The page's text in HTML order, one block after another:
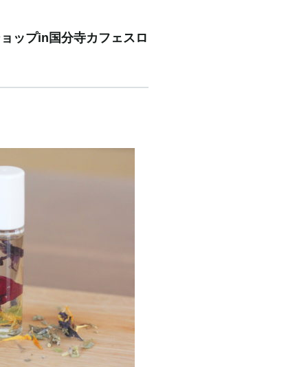
ップin国分寺カフェスロ